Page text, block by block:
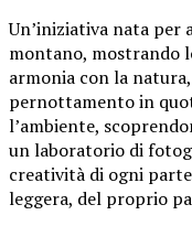
Un’iniziativa nata per
montano, mostrando
armonia con la
pernottamento in
l’ambiente,
un laboratorio di
creatività di ogni
leggera, del proprio